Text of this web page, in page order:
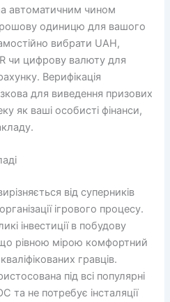
автоматичним чином
одиницю для вашого
вибрати UAH,
чи цифрову валюту для
Верифікація
для виведення призових
як ваші особисті фінанси,
від суперників
ігрового процесу.
інвестиції в побудову
що рівною мірою комфортний
гравців.
під всі популярні
та не потребує інсталяції